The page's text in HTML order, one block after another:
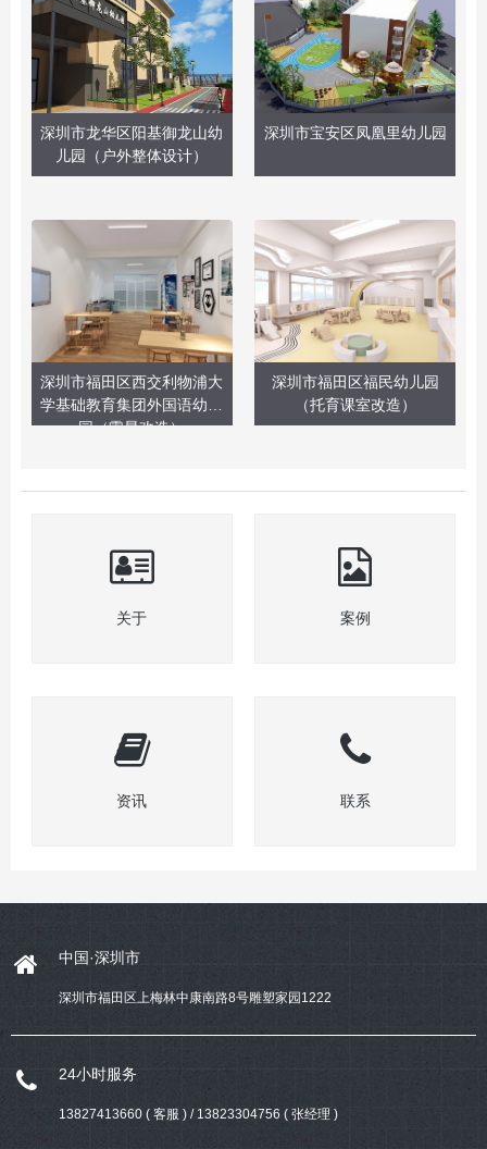
深圳市龙华区阳基御龙山幼
儿园（户外整体设计）
深圳市宝安区凤凰里幼儿园
深圳市福田区西交利物浦大
学基础教育集团外国语幼儿
园（零星改造）
深圳市福田区福民幼儿园
（托育课室改造）
关于 案例
资讯 联系
中国·深圳市
深圳市福田区上梅林中康南路8号雕塑家园1222
24小时服务
13827413660 ( 客服 ) / 13823304756 ( 张经理 )